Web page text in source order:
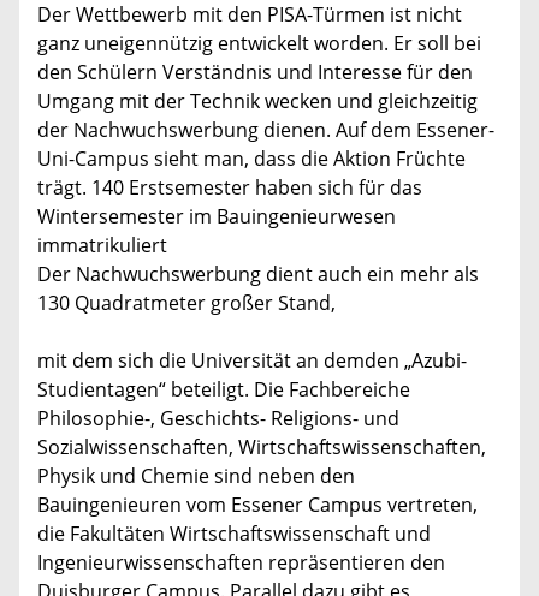
Der Wettbewerb mit den PISA-Türmen ist nicht
ganz uneigennützig entwickelt worden. Er soll bei
den Schülern Verständnis und Interesse für den
Umgang mit der Technik wecken und gleichzeitig
der Nachwuchswerbung dienen. Auf dem Essener-
Uni-Campus sieht man, dass die Aktion Früchte
trägt. 140 Erstsemester haben sich für das
Wintersemester im Bauingenieurwesen
immatrikuliert
Der Nachwuchswerbung dient auch ein mehr als
130 Quadratmeter großer Stand,
mit dem sich die Universität an demden „Azubi-
Studientagen“ beteiligt. Die Fachbereiche
Philosophie-, Geschichts- Religions- und
Sozialwissenschaften, Wirtschaftswissenschaften,
Physik und Chemie sind neben den
Bauingenieuren vom Essener Campus vertreten,
die Fakultäten Wirtschaftswissenschaft und
Ingenieurwissenschaften repräsentieren den